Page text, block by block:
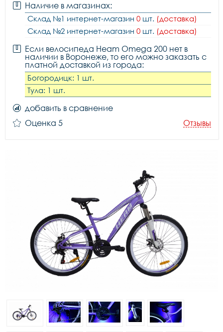
Наличие в магазинах:
Склад №1 интернет-магазин 0 шт. (доставка)
Склад №2 интернет-магазин 0 шт. (доставка)
Если велосипеда Heam Omega 200 нет в
наличии в Воронеже, то его можно заказать с
платной доставкой из города:
Богородицк: 1 шт.
Тула: 1 шт.
добавить в сравнение
Оценка 5
Отзывы